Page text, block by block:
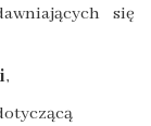
się
,